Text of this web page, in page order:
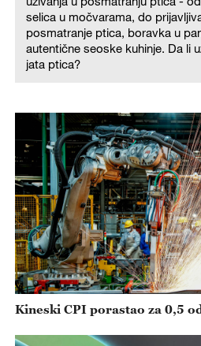
selica u močvarama, do
posmatranje ptica, boravka u
autentične seoske kuhinje. Da li
jata ptica?
Kineski CPI porastao za 0,5